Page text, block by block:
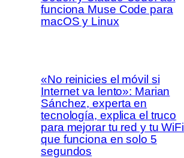
funciona Muse Code para
macOS y Linux
«No reinicies el móvil si
Internet va lento»: Marian
Sánchez, experta en
tecnología, explica el truco
para mejorar tu red y tu WiFi
que funciona en solo 5
segundos